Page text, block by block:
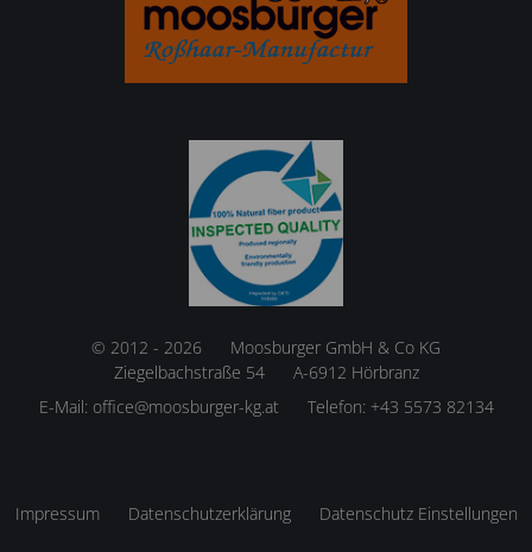
© 2012 - 2026
Moosburger GmbH & Co KG
Ziegelbachstraße 54
A-6912 Hörbranz
E-Mail: office@moosburger-kg.at Telefon: +43 5573 82134
Impressum Datenschutzerklärung Datenschutz Einstellungen